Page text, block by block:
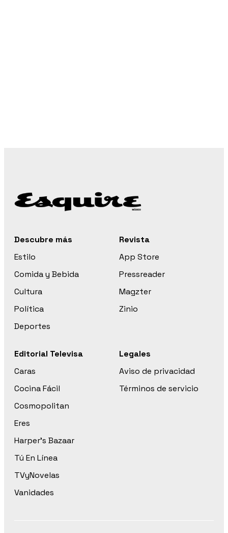
Descubre más
Estilo
Comida y Bebida
Cultura
Política
Deportes
Revista
App Store
Pressreader
Magzter
Zinio
Editorial Televisa
Caras
Cocina Fácil
Cosmopolitan
Eres
Harper’s Bazaar
Tú En Línea
TVyNovelas
Vanidades
Legales
Aviso de privacidad
Términos de servicio